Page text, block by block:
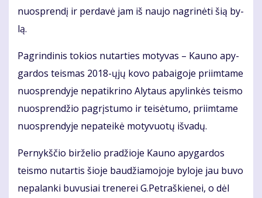
nuosp­ren­dį ir per­da­vė jam iš nau­jo nag­ri­nė­ti šią by­
lą.
Pa­grin­di­nis to­kios nu­tar­ties mo­ty­vas – Kau­no apy­
gar­dos teis­mas 2018-ųjų ko­vo pa­bai­go­je pri­im­ta­me
nuosp­ren­dy­je ne­pa­tik­ri­no Aly­taus apy­lin­kės teis­mo
nuosp­ren­džio pa­grįs­tu­mo ir tei­sė­tu­mo, pri­im­ta­me
nuosp­ren­dy­je ne­pa­tei­kė mo­ty­vuo­tų iš­va­dų.
Per­nykš­čio bir­že­lio pra­džio­je Kau­no apy­gar­dos
teis­mo nu­tar­tis šio­je bau­džia­mo­jo­je by­lo­je jau bu­vo
ne­pa­lan­ki bu­vu­siai tre­ne­rei G.Pet­raš­kie­nei, o dėl